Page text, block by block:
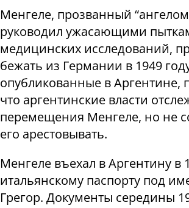
Менгеле, прозванный
руководил ужасающими
медицинских исследований,
бежать из Германии в 1949
опубликованные в Аргентине,
что аргентинские власти
перемещения Менгеле, но не
его арестовывать.
Менгеле въехал в Аргентину в
итальянскому паспорту под
Грегор. Документы середины